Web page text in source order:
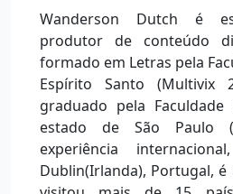
Wanderson Dutch é
produtor de conteúdo
formado em Letras pela
Espírito Santo (Multivix
graduado pela
estado de São Paulo
experiência
Dublin(Irlanda), Portugal,